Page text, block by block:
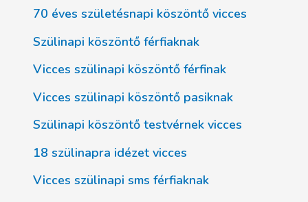
70 éves születésnapi köszöntő vicces
Szülinapi köszöntő férfiaknak
Vicces szülinapi köszöntő férfinak
Vicces szülinapi köszöntő pasiknak
Szülinapi köszöntő testvérnek vicces
18 szülinapra idézet vicces
Vicces szülinapi sms férfiaknak